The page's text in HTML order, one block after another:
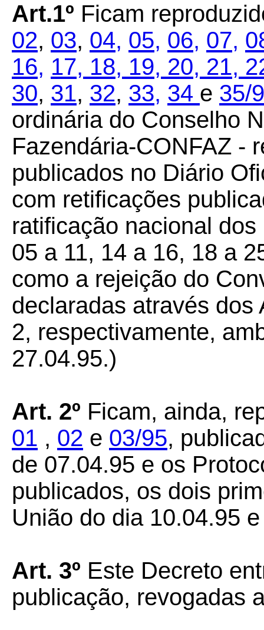
Art.1º Ficam
02, 03, 04, 05, 06, 07,
16, 17, 18, 19, 20, 21,
30, 31, 32, 33, 34 e 35/
ordinária do Conselho
Fazendária-CONFAZ -
publicados no Diário
com retificações
ratificação nacional
05 a 11, 14 a 16, 18 a
como a rejeição do
declaradas através dos
2, respectivamente,
27.04.95.)
Art. 2º Ficam, ainda,
01 , 02 e 03/95,
de 07.04.95 e os
publicados, os dois
União do dia 10.04.95
Art. 3º Este Decreto
publicação, revogadas